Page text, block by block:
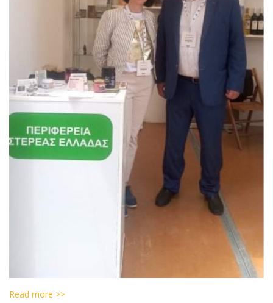
Read more >>